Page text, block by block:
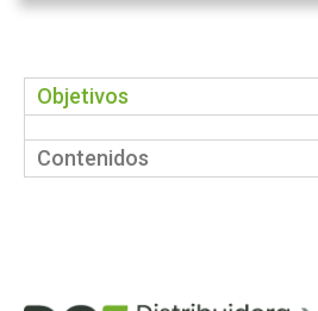
Objetivos
Contenidos